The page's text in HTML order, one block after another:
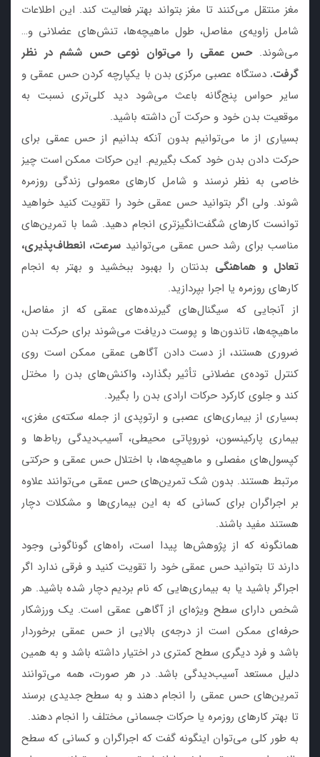
مغز منتقل می‌کنند تا مغز بتواند بهتر فعالیت کند. این اطلاعات
شامل زاویه‌ی مفاصل، طول ماهیچه‌ها، تنش‌های عضلانی و…
می‌شوند.حس عمقی را می‌توان نوعی حس ششم در نظر
گرفت. دستگاه عصبی مرکزی بدن با یکپارچه کردن حس عمقی و
سایر حواس پنج‌گانه باعث می‌شود دید کلی‌تری نسبت به
موقعیت بدن خود و حرکت آن داشته باشید.
بسیاری از ما می‌توانیم بدون آنکه بدانیم از حس عمقی برای
حرکت دادن بدن خود کمک بگیریم. این حرکات ممکن است چیز
خاصی به نظر نرسند و شامل کارهای معمولی زندگی روزمره
شوند. ولی اگر بتوانید حس عمقی خود را تقویت کنید خواهید
توانست کارهای شگفت‌انگیزتری انجام دهید. شما با تمرین‌های
مناسب برای رشد حس عمقی می‌توانید سرعت، انعطاف‌پذیری،
تعادل و هماهنگی بدنتان را بهبود ببخشید و بهتر به انجام
کارهای روزمره یا اجرا بپردازید.
از آنجایی که سیگنال‌های گیرنده‌های عمقی که از مفاصل،
ماهیچه‌ها، تاندون‌ها و پوست دریافت می‌شوند برای حرکت بدن
ضروری هستند، از دست دادن آگاهی عمقی ممکن است روی
کنترل توده‌ی عضلانی تأثیر بگذارد، واکنش‌های بدن را مختل
کند و جلوی کارکرد حرکات ارادی بدن را بگیرد.
بسیاری از بیماری‌های عصبی و ارتوپدی از جمله سکته‌ی مغزی،
بیماری پارکینسون، نوروپاتی محیطی، آسیب‌دیدگی رباط‌ها و
کپسول‌های مفصلی و ماهیچه‌ها، با اختلال حس عمقی و حرکتی
مرتبط هستند. بدون شک تمرین‌های حس عمقی می‌توانند علاوه
بر اجراگران برای کسانی که به این بیماری‌ها و مشکلات دچار
هستند مفید باشند.
همانگونه که از پژوهش‌ها پیدا است، راه‌های گوناگونی وجود
دارند تا بتوانید حس عمقی خود را تقویت کنید و فرقی ندارد اگر
اجراگر باشید یا به بیماری‌هایی که نام بردیم دچار شده باشید. هر
شخص دارای سطح ویژه‌ای از آگاهی عمقی است. یک ورزشکار
حرفه‌ای ممکن است از درجه‌ی بالایی از حس عمقی برخوردار
باشد و فرد دیگری سطح کمتری در اختیار داشته باشد و به همین
دلیل مستعد آسیب‌دیدگی باشد. در هر صورت، همه می‌توانند
تمرین‌های حس عمقی را انجام دهند و به سطح جدیدی برسند
تا بهتر کارهای روزمره یا حرکات جسمانی مختلف را انجام دهند.
به طور کلی می‌توان اینگونه گفت که اجراگران و کسانی که سطح